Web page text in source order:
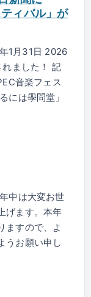
ィバル」が
1月31日 2026
ました！ 記
音楽フェス
には學問堂」
中は大変お世
げます。本年
ますので、よ
うお願い申し